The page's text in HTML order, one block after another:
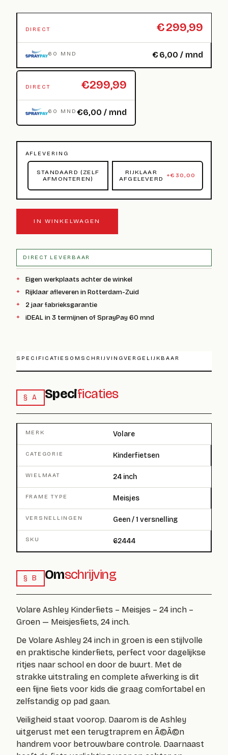
DIRECT €299,99
60 MND € 6,00 / mnd
DIRECT €299,99
60 MND€6,00 / mnd
AFLEVERING
STANDAARD (ZELF
AFMONTEREN)
RIJKLAAR
AFGELEVERD
+€ 30,00
IN WINKELWAGEN
DIRECT LEVERBAAR
Eigen werkplaats achter de winkel
Rijklaar afleveren in Rotterdam-Zuid
2 jaar fabrieksgarantie
iDEAL in 3 termijnen of SprayPay 60 mnd
SPECIFICATIES OMSCHRIJVINGVERGELIJKBAAR
§ A Specificaties
MERK Volare
CATEGORIE Kinderfietsen
WIELMAAT 24 inch
FRAME TYPE Meisjes
VERSNELLINGEN Geen / 1 versnelling
SKU 62444
§ B Omschrijving
Volare Ashley Kinderfiets – Meisjes – 24 inch –
Groen — Meisjesfiets, 24 inch.
De Volare Ashley 24 inch in groen is een stijlvolle
en praktische kinderfiets, perfect voor dagelijkse
ritjes naar school en door de buurt. Met de
strakke uitstraling en complete afwerking is dit
een fijne fiets voor kids die graag comfortabel en
zelfstandig op pad gaan.
Veiligheid staat voorop. Daarom is de Ashley
uitgerust met een terugtraprem en Ã©Ã©n
handrem voor betrouwbare controle. Daarnaast